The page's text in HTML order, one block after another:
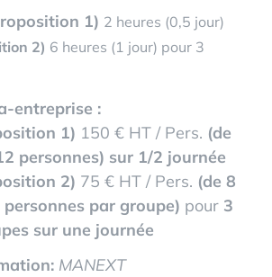
1) 2 heures (0,5 jour)
2) 6 heures (1 jour) pour 3
entreprise :
1) 150 € HT / Pers. (de
personnes) sur 1/2 journée
2) 75 € HT / Pers. (de 8
personnes par groupe) pour 3
sur une journée
MANEXT